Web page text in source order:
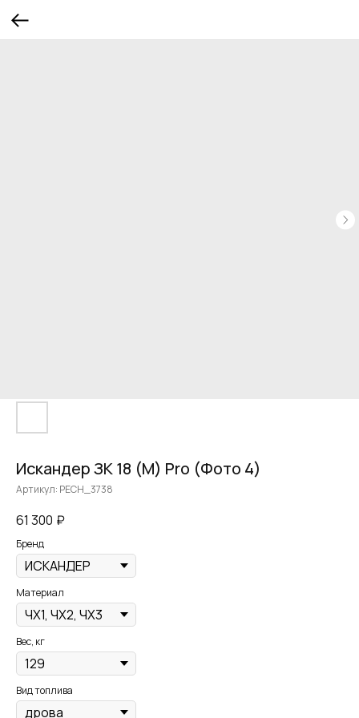
Искандер ЗК 18 (М) Pro (Фото 4)
Артикул: PECH_3738
61 300 ₽
Бренд
Материал
Вес, кг
Вид топлива